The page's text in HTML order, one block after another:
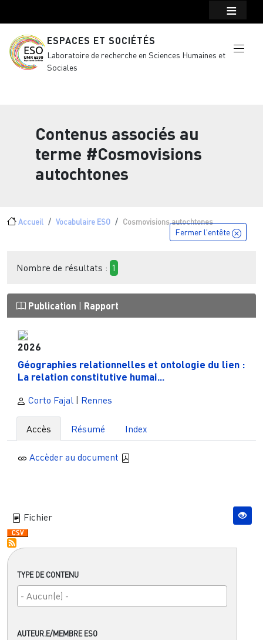
ESPACES ET SOCIÉTÉS
Laboratoire de recherche en Sciences Humaines et
Sociales
Contenus associés au
terme #Cosmovisions
autochtones
Fil d'Ariane
Accueil Vocabulaire ESO Cosmovisions autochtones
TYPE DE CONTENU
AUTEUR.E/MEMBRE ESO
Fermer l'entête
Nombre de résultats : 1
Publication Rapport
2026
Géographies relationnelles et ontologie du lien :
La relation constitutive humai...
Corto Fajal Rennes
Accès Résumé Index
Accèder au document
Fichier